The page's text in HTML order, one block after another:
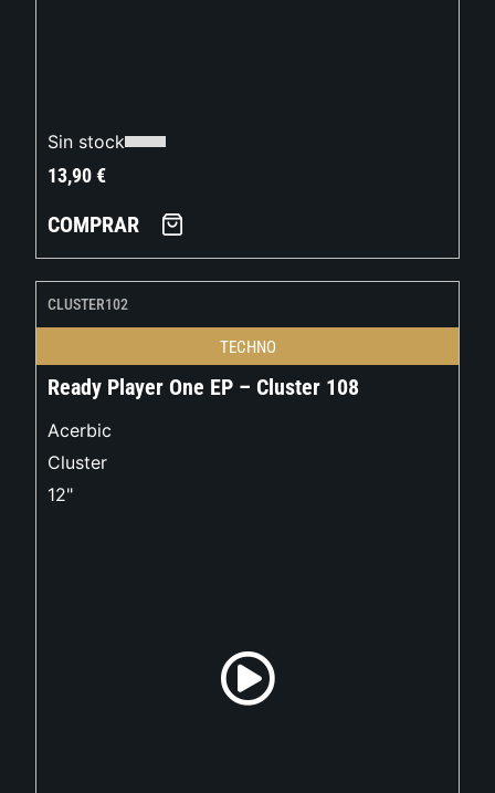
Sin stock
13,90€
COMPRAR
CLUSTER102
TECHNO
Ready Player One EP – Cluster 108
Acerbic
Cluster
12"